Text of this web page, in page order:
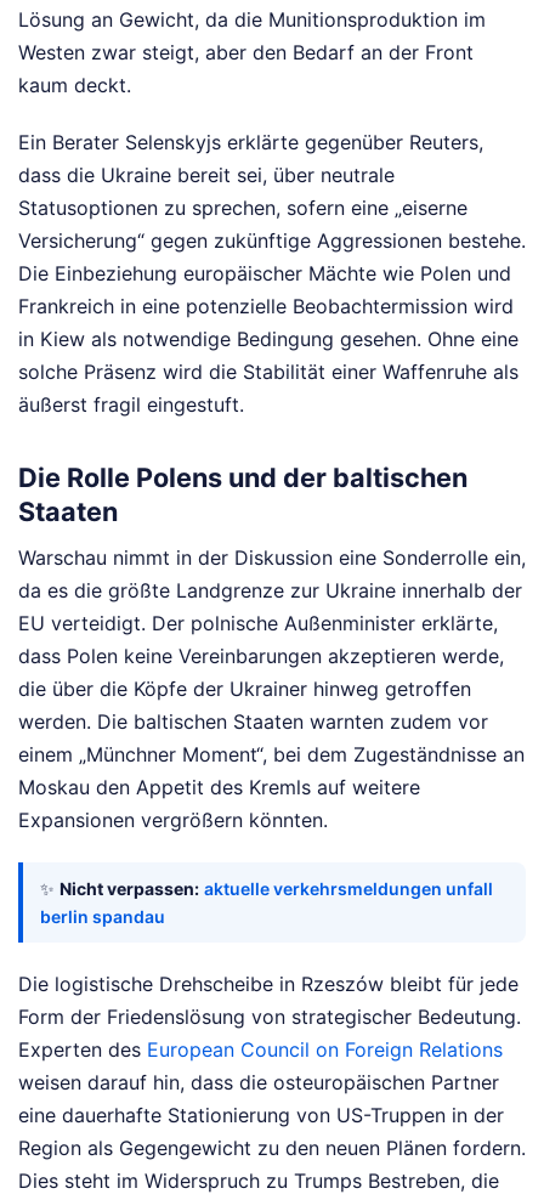
Lösung an Gewicht, da die Munitionsproduktion im
Westen zwar steigt, aber den Bedarf an der Front
kaum deckt.
Ein Berater Selenskyjs erklärte gegenüber Reuters,
dass die Ukraine bereit sei, über neutrale
Statusoptionen zu sprechen, sofern eine „eiserne
Versicherung“ gegen zukünftige Aggressionen bestehe.
Die Einbeziehung europäischer Mächte wie Polen und
Frankreich in eine potenzielle Beobachtermission wird
in Kiew als notwendige Bedingung gesehen. Ohne eine
solche Präsenz wird die Stabilität einer Waffenruhe als
äußerst fragil eingestuft.
Die Rolle Polens und der baltischen
Staaten
Warschau nimmt in der Diskussion eine Sonderrolle ein,
da es die größte Landgrenze zur Ukraine innerhalb der
EU verteidigt. Der polnische Außenminister erklärte,
dass Polen keine Vereinbarungen akzeptieren werde,
die über die Köpfe der Ukrainer hinweg getroffen
werden. Die baltischen Staaten warnten zudem vor
einem „Münchner Moment“, bei dem Zugeständnisse an
Moskau den Appetit des Kremls auf weitere
Expansionen vergrößern könnten.
✨ Nicht verpassen: aktuelle verkehrsmeldungen unfall
berlin spandau
Die logistische Drehscheibe in Rzeszów bleibt für jede
Form der Friedenslösung von strategischer Bedeutung.
Experten des European Council on Foreign Relations
weisen darauf hin, dass die osteuropäischen Partner
eine dauerhafte Stationierung von US-Truppen in der
Region als Gegengewicht zu den neuen Plänen fordern.
Dies steht im Widerspruch zu Trumps Bestreben, die